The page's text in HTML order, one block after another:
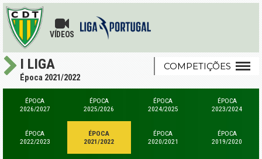
VÍDEOS
I LIGA
Época 2021/2022
COMPETIÇÕES
ÉPOCA
2026/2027
ÉPOCA
2025/2026
ÉPOCA
2024/2025
ÉPOCA
2023/2024
ÉPOCA
2022/2023
ÉPOCA
2021/2022
ÉPOCA
2020/2021
ÉPOCA
2019/2020